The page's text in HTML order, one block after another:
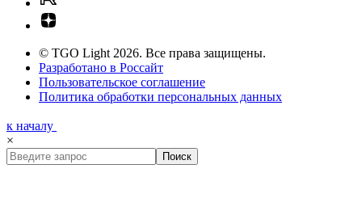
© TGO Light 2026. Все права защищены.
Разработано в Россайт
Пользовательское соглашение
Политика обработки персональных данных
к началу
×
Поиск